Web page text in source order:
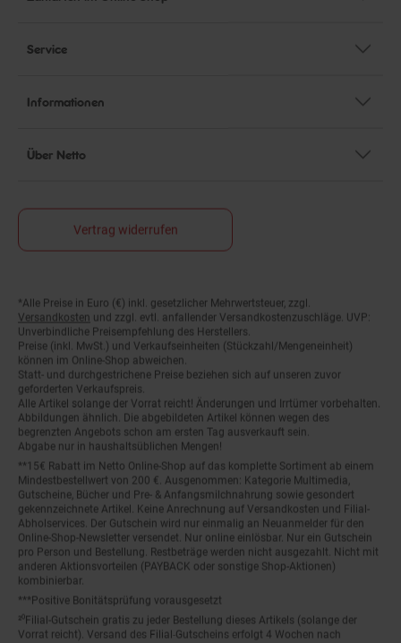
Service
Informationen
Über Netto
Vertrag widerrufen
Fußnoten
*Alle Preise in Euro (€) inkl. gesetzlicher Mehrwertsteuer, zzgl.
Versandkosten
und zzgl. evtl. anfallender Versandkostenzuschläge. UVP:
Unverbindliche Preisempfehlung des Herstellers.
Preise (inkl. MwSt.) und Verkaufseinheiten (Stückzahl/Mengeneinheit)
können im Online-Shop abweichen.
Statt- und durchgestrichene Preise beziehen sich auf unseren zuvor
geforderten Verkaufspreis.
Alle Artikel solange der Vorrat reicht! Änderungen und Irrtümer vorbehalten.
Abbildungen ähnlich. Die abgebildeten Artikel können wegen des
begrenzten Angebots schon am ersten Tag ausverkauft sein.
Abgabe nur in haushaltsüblichen Mengen!
**15€ Rabatt im Netto Online-Shop auf das komplette Sortiment ab einem
Mindestbestellwert von 200 €. Ausgenommen: Kategorie Multimedia,
Gutscheine, Bücher und Pre- & Anfangsmilchnahrung sowie gesondert
gekennzeichnete Artikel. Keine Anrechnung auf Versandkosten und Filial-
Abholservices. Der Gutschein wird nur einmalig an Neuanmelder für den
Online-Shop-Newsletter versendet. Nur online einlösbar. Nur ein Gutschein
pro Person und Bestellung. Restbeträge werden nicht ausgezahlt. Nicht mit
anderen Aktionsvorteilen (PAYBACK oder sonstige Shop-Aktionen)
kombinierbar.
***Positive Bonitätsprüfung vorausgesetzt
²⁰Filial-Gutschein gratis zu jeder Bestellung dieses Artikels (solange der
Vorrat reicht). Versand des Filial-Gutscheins erfolgt 4 Wochen nach